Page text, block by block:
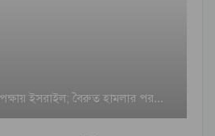
ইসরাইল; বৈরুত হামলার পর…